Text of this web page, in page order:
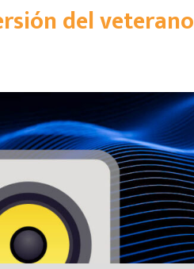
del veterano